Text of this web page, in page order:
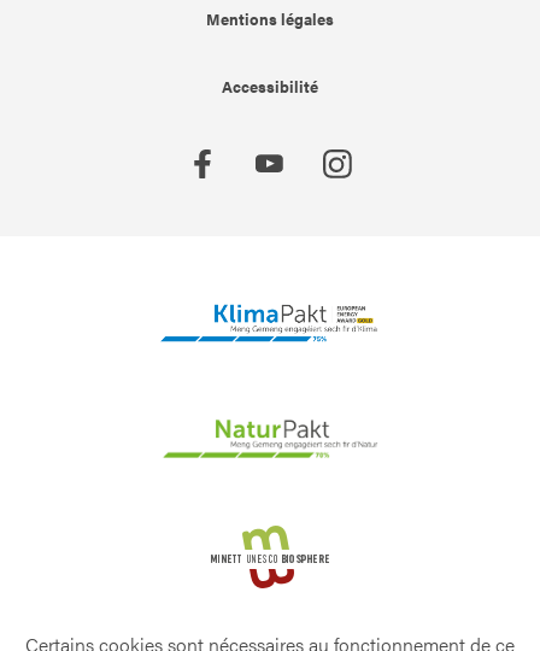
Mentions légales
Accessibilité
Certains cookies sont nécessaires au fonctionnement de ce